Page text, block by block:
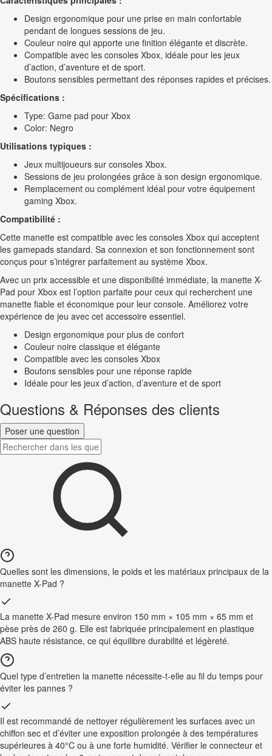
Design ergonomique pour une prise en main confortable
pendant de longues sessions de jeu.
Couleur noire qui apporte une finition élégante et discrète.
Compatible avec les consoles Xbox, idéale pour les jeux
d’action, d’aventure et de sport.
Boutons sensibles permettant des réponses rapides et précises.
Spécifications :
Type: Game pad pour Xbox
Color: Negro
Utilisations typiques :
Jeux multijoueurs sur consoles Xbox.
Sessions de jeu prolongées grâce à son design ergonomique.
Remplacement ou complément idéal pour votre équipement
gaming Xbox.
Compatibilité :
Cette manette est compatible avec les consoles Xbox qui acceptent
les gamepads standard. Sa connexion et son fonctionnement sont
conçus pour s’intégrer parfaitement au système Xbox.
Avec un prix accessible et une disponibilité immédiate, la manette X-
Pad pour Xbox est l’option parfaite pour ceux qui recherchent une
manette fiable et économique pour leur console. Améliorez votre
expérience de jeu avec cet accessoire essentiel.
Design ergonomique pour plus de confort
Couleur noire classique et élégante
Compatible avec les consoles Xbox
Boutons sensibles pour une réponse rapide
Idéale pour les jeux d’action, d’aventure et de sport
Questions & Réponses des clients
Poser une question
Quelles sont les dimensions, le poids et les matériaux principaux de la
manette X-Pad ?
La manette X-Pad mesure environ 150 mm × 105 mm × 65 mm et
pèse près de 260 g. Elle est fabriquée principalement en plastique
ABS haute résistance, ce qui équilibre durabilité et légèreté.
Quel type d’entretien la manette nécessite-t-elle au fil du temps pour
éviter les pannes ?
Il est recommandé de nettoyer régulièrement les surfaces avec un
chiffon sec et d’éviter une exposition prolongée à des températures
supérieures à 40°C ou à une forte humidité. Vérifier le connecteur et